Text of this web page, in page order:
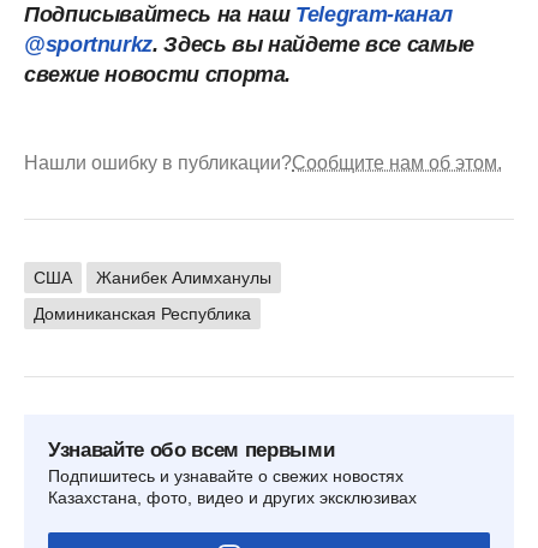
Подписывайтесь на наш Telegram-канал
@sportnurkz. Здесь вы найдете все самые
свежие новости спорта.
Нашли ошибку в публикации?Сообщите нам об этом.
США
Жанибек Алимханулы
Доминиканская Республика
Узнавайте обо всем первыми
Подпишитесь и узнавайте о свежих новостях
Казахстана, фото, видео и других эксклюзивах